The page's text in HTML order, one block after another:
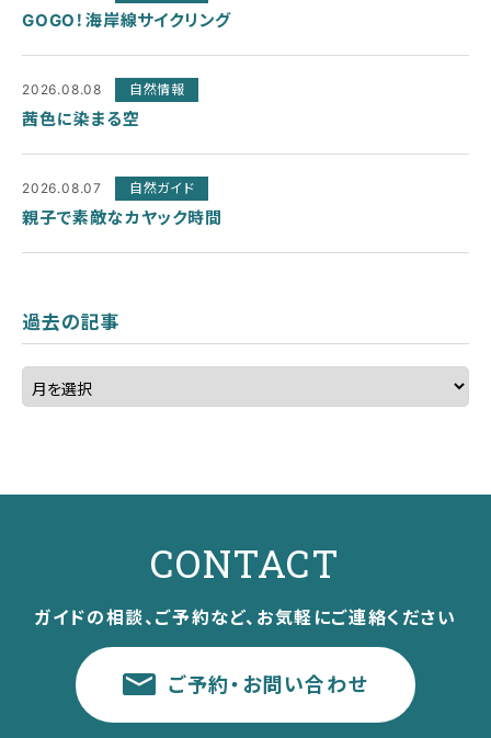
GOGO！海岸線サイクリング
2026.08.08 自然情報
茜色に染まる空
2026.08.07 自然ガイド
親子で素敵なカヤック時間
過去の記事
CONTACT
ガイドの相談、ご予約など、お気軽にご連絡ください
ご予約・お問い合わせ